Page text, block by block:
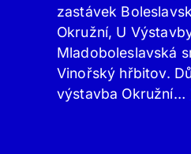
zastávek
Okružní, U
Mladoboleslavská
Vinořský hřbitov.
výstavba Okružní…